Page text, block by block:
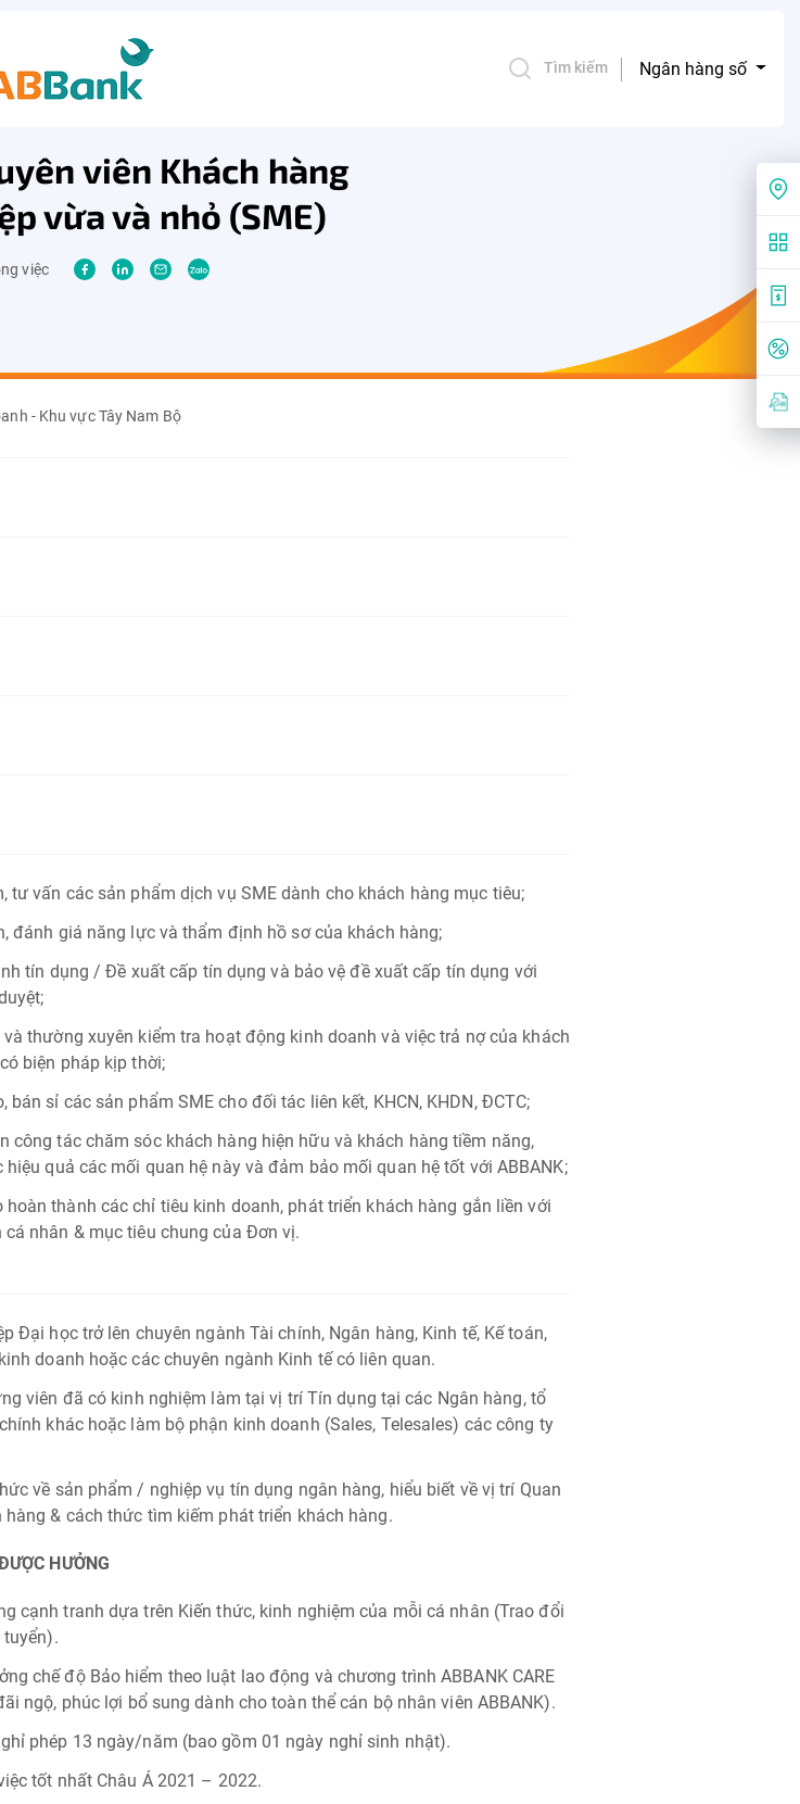
Tìm kiếm Ngân hàng số
viên Khách hàng
vừa và nhỏ (SME)
việc
- Khu vực Tây Nam Bộ
tư vấn các sản phẩm dịch vụ SME dành cho khách hàng mục tiêu;
đánh giá năng lực và thẩm định hồ sơ của khách hàng;
tín dụng / Đề xuất cấp tín dụng và bảo vệ đề xuất cấp tín dụng với
thường xuyên kiểm tra hoạt động kinh doanh và việc trả nợ của khách
biện pháp kịp thời;
bán sỉ các sản phẩm SME cho đối tác liên kết, KHCN, KHDN, ĐCTC;
công tác chăm sóc khách hàng hiện hữu và khách hàng tiềm năng,
hiệu quả các mối quan hệ này và đảm bảo mối quan hệ tốt với ABBANK;
hoàn thành các chỉ tiêu kinh doanh, phát triển khách hàng gắn liền với
cá nhân & mục tiêu chung của Đơn vị.
Đại học trở lên chuyên ngành Tài chính, Ngân hàng, Kinh tế, Kế toán,
doanh hoặc các chuyên ngành Kinh tế có liên quan.
viên đã có kinh nghiệm làm tại vị trí Tín dụng tại các Ngân hàng, tổ
khác hoặc làm bộ phận kinh doanh (Sales, Telesales) các công ty
về sản phẩm / nghiệp vụ tín dụng ngân hàng, hiểu biết về vị trí Quan
hàng & cách thức tìm kiếm phát triển khách hàng.
HƯỞNG
cạnh tranh dựa trên Kiến thức, kinh nghiệm của mỗi cá nhân (Trao đổi
chế độ Bảo hiểm theo luật lao động và chương trình ABBANK CARE
ngộ, phúc lợi bổ sung dành cho toàn thể cán bộ nhân viên ABBANK).
phép 13 ngày/năm (bao gồm 01 ngày nghỉ sinh nhật).
tốt nhất Châu Á 2021 – 2022.